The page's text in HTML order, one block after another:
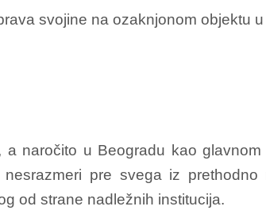
svojine na ozaknjonom objektu
naročito u Beogradu kao
pre svega iz prethodno
od strane nadležnih institucija.